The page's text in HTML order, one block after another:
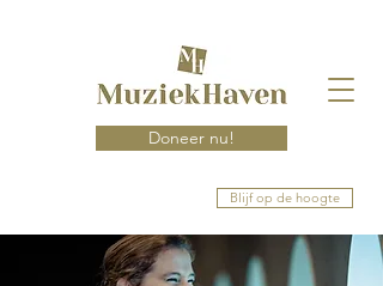
Blijf op de hoogte
Doneer nu!